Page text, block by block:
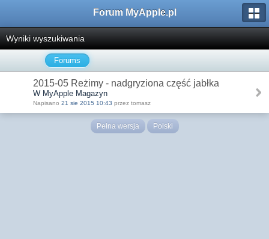
Forum MyApple.pl
Wyniki wyszukiwania
Forums
2015-05 Reżimy - nadgryziona część jabłka
W MyApple Magazyn
Napisano 21 sie 2015 10:43 przez tomasz
Pełna wersja Polski